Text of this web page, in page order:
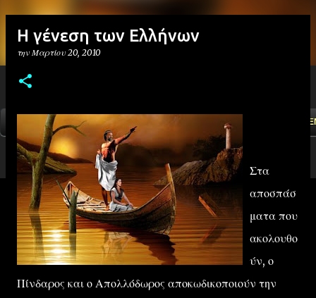
ΑΡΧΙΚΗ YOUTUBE FACEBOOK
Η γένεση των Ελλήνων
την Μαρτίου 20, 2010
Στα
αποσπάσ
ματα που
ακολουθο
ύν, ο
Πίνδαρος και ο Απολλόδωρος αποκωδικοποιούν την